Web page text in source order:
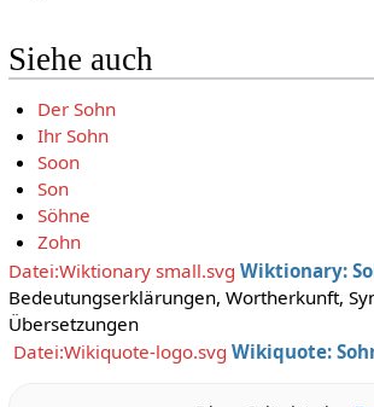
Siehe auch
Der Sohn
Ihr Sohn
Soon
Son
Söhne
Zohn
Datei:Wiktionary small.svg Wiktionary:
Bedeutungserklärungen, Wortherkunft,
Übersetzungen
Datei:Wikiquote-logo.svg Wikiquote: